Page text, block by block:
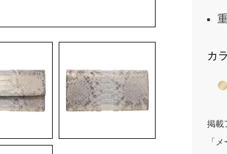
カ
掲載
「